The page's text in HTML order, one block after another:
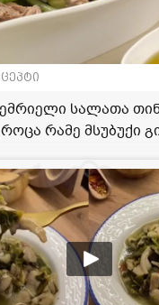
სალათა
რამე მსუბუქი